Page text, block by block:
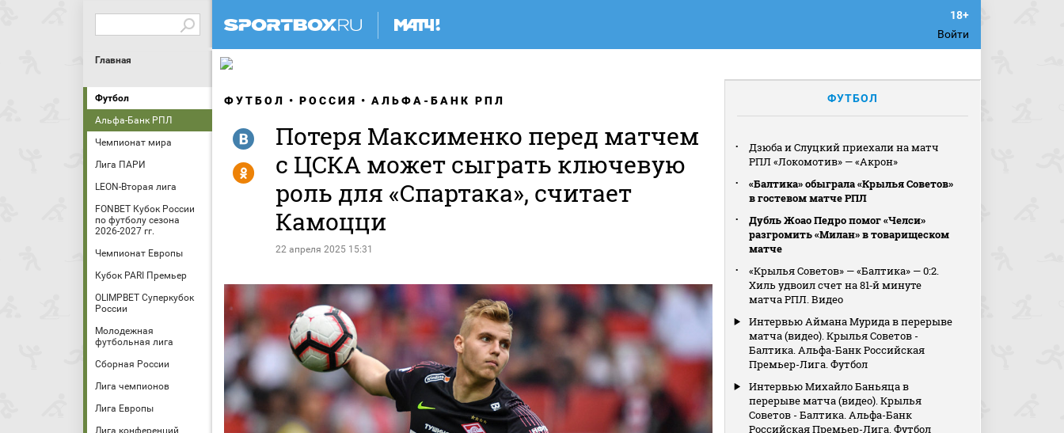
Войти
Главная
Футбол
Альфа-Банк РПЛ
Чемпионат мира
Лига ПАРИ
LEON-Вторая лига
FONBET Кубок России
по футболу сезона
2026-2027 гг.
Чемпионат Европы
Кубок PARI Премьер
OLIMPBET Суперкубок
России
Молодежная
футбольная лига
Сборная России
Лига чемпионов
Лига Европы
Лига конференций
ФУТБОЛ РОССИЯ АЛЬФА-БАНК РПЛ
Потеря Максименко перед матчем
с ЦСКА может сыграть ключевую
роль для «Спартака», считает
Камоцци
22 апреля 2025 15:31
R
Y
ФУТБОЛ
Дзюба и Слуцкий приехали на матч
РПЛ «Локомотив» — «Акрон»
«Балтика» обыграла «Крылья Советов»
в гостевом матче РПЛ
Дубль Жоао Педро помог «Челси»
разгромить «Милан» в товарищеском
матче
«Крылья Советов» — «Балтика» — 0:2.
Хиль удвоил счет на 81‑й минуте
матча РПЛ. Видео
Интервью Аймана Мурида в перерыве
матча (видео). Крылья Советов -
Балтика. Альфа-Банк Российская
Премьер-Лига. Футбол
Интервью Михайло Баньяца в
перерыве матча (видео). Крылья
Советов - Балтика. Альфа-Банк
Российская Премьер-Лига. Футбол